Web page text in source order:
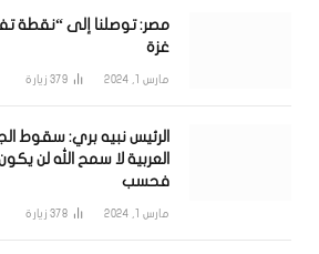
مصر: توصلنا إلى “نقطة
غزة
مارس 1, 2024 379 زيارة
الرئيس نبيه بري: سقوط
العربية لا سمح الله لن
فحسب
مارس 1, 2024 378 زيارة